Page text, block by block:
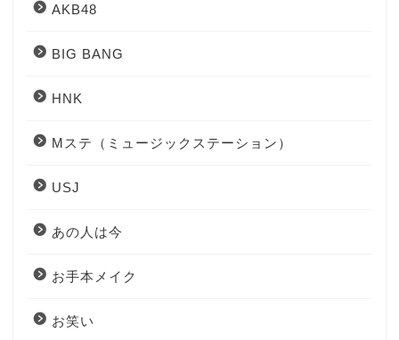
AKB48
BIG BANG
HNK
Mステ（ミュージックステーション）
USJ
あの人は今
お手本メイク
お笑い